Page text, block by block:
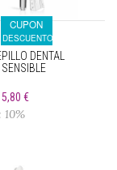
CUPON
DESCUENTO
DENTAL
5,80 €
10%